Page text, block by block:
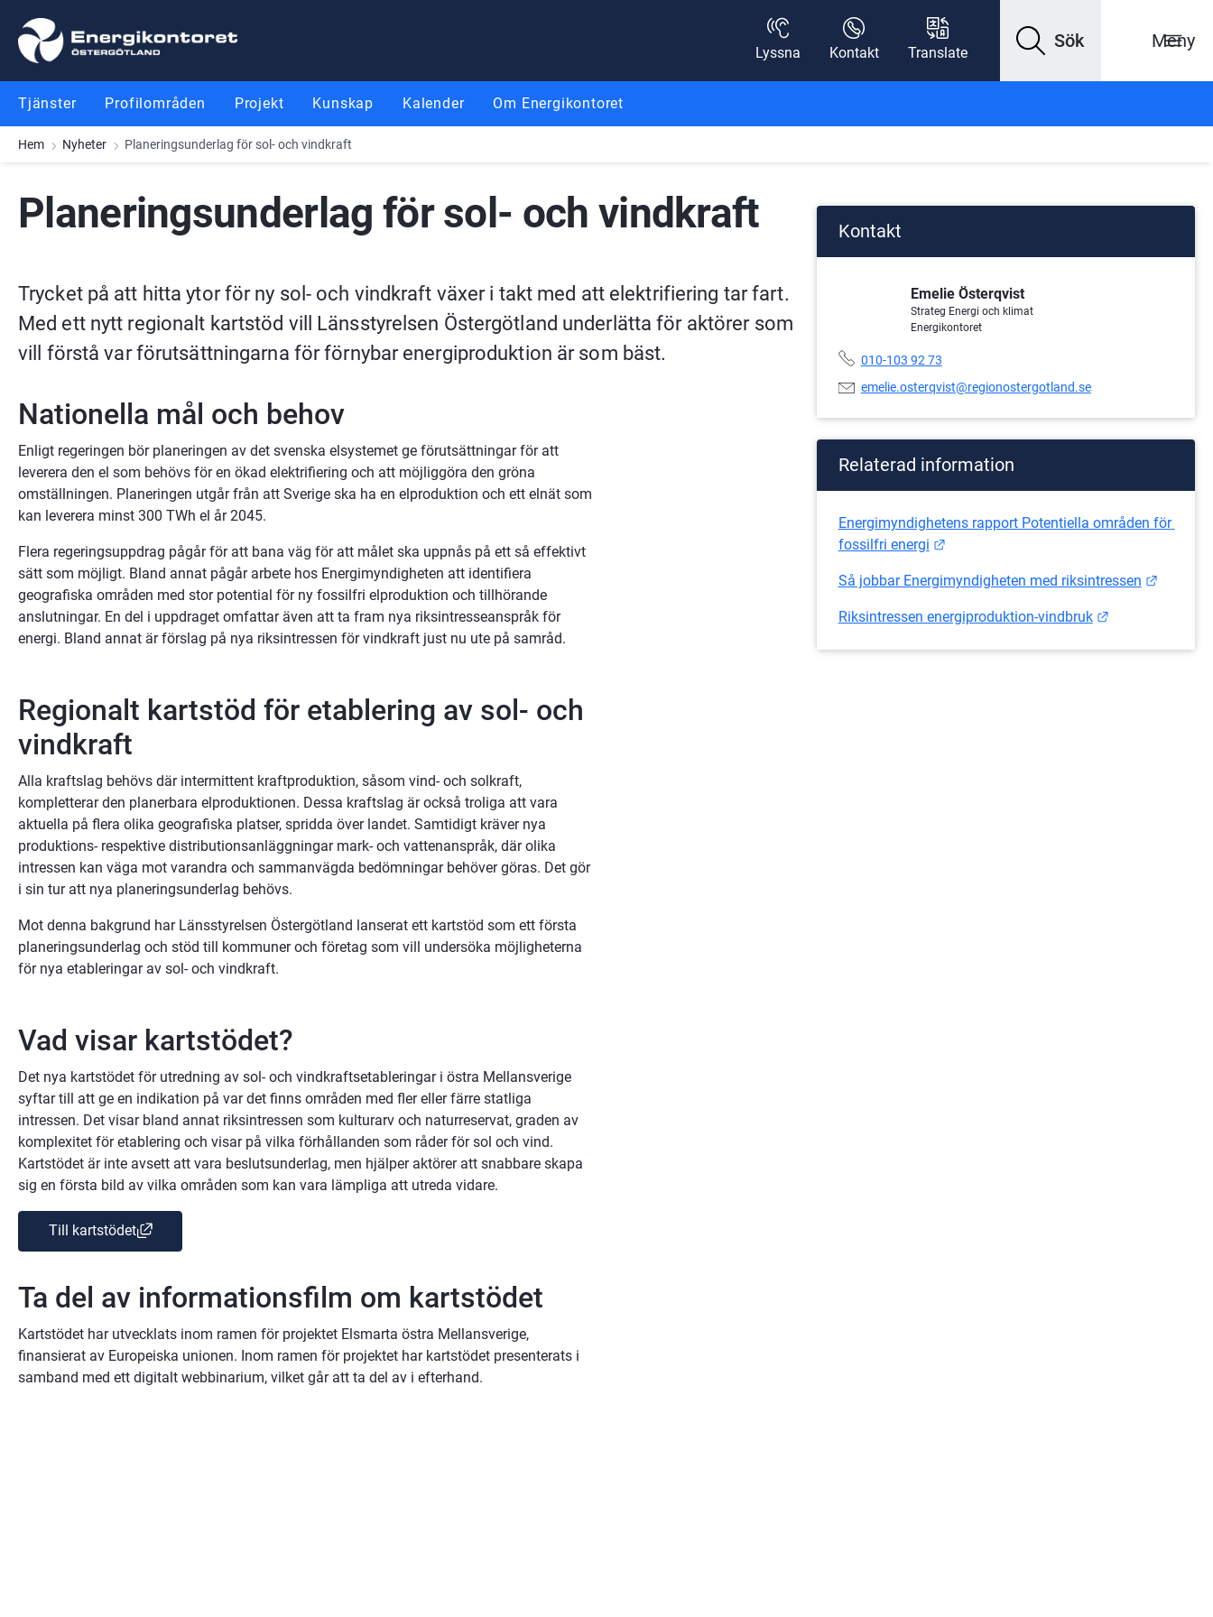
Gå till innehåll
Gå till meny
Gå till sidfot
Lyssna
Kontakt Translate
Sök Meny
Tjänster Profilområden Projekt Kunskap Kalender Om Energikontoret
Hem Nyheter Planeringsunderlag för sol- och vindkraft
Planeringsunderlag för sol- och vindkraft
Trycket på att hitta ytor för ny sol- och vindkraft växer i takt med att elektrifiering tar fart.
Med ett nytt regionalt kartstöd vill Länsstyrelsen Östergötland underlätta för aktörer som
vill förstå var förutsättningarna för förnybar energiproduktion är som bäst.
Nationella mål och behov
Enligt regeringen bör planeringen av det svenska elsystemet ge förutsättningar för att
leverera den el som behövs för en ökad elektrifiering och att möjliggöra den gröna
omställningen. Planeringen utgår från att Sverige ska ha en elproduktion och ett elnät som
kan leverera minst 300 TWh el år 2045.
Flera regeringsuppdrag pågår för att bana väg för att målet ska uppnås på ett så effektivt
sätt som möjligt. Bland annat pågår arbete hos Energimyndigheten att identifiera
geografiska områden med stor potential för ny fossilfri elproduktion och tillhörande
anslutningar. En del i uppdraget omfattar även att ta fram nya riksintresseanspråk för
energi. Bland annat är förslag på nya riksintressen för vindkraft just nu ute på samråd.
Regionalt kartstöd för etablering av sol- och
vindkraft
Alla kraftslag behövs där intermittent kraftproduktion, såsom vind- och solkraft,
kompletterar den planerbara elproduktionen. Dessa kraftslag är också troliga att vara
aktuella på flera olika geografiska platser, spridda över landet. Samtidigt kräver nya
produktions- respektive distributionsanläggningar mark- och vattenanspråk, där olika
intressen kan väga mot varandra och sammanvägda bedömningar behöver göras. Det gör
i sin tur att nya planeringsunderlag behövs.
Mot denna bakgrund har Länsstyrelsen Östergötland lanserat ett kartstöd som ett första
planeringsunderlag och stöd till kommuner och företag som vill undersöka möjligheterna
för nya etableringar av sol- och vindkraft.
Vad visar kartstödet?
Det nya kartstödet för utredning av sol- och vindkraftsetableringar i östra Mellansverige
syftar till att ge en indikation på var det finns områden med fler eller färre statliga
intressen. Det visar bland annat riksintressen som kulturarv och naturreservat, graden av
komplexitet för etablering och visar på vilka förhållanden som råder för sol och vind.
Kartstödet är inte avsett att vara beslutsunderlag, men hjälper aktörer att snabbare skapa
sig en första bild av vilka områden som kan vara lämpliga att utreda vidare.
Till kartstödet(länk till annan webbplats, öppnas i nytt fönster)
Ta del av informationsfilm om kartstödet
Kartstödet har utvecklats inom ramen för projektet Elsmarta östra Mellansverige,
finansierat av Europeiska unionen. Inom ramen för projektet har kartstödet presenterats i
samband med ett digitalt webbinarium, vilket går att ta del av i efterhand.
Kontakt
Emelie Österqvist
Strateg Energi och klimat
Energikontoret
Telefonnummer:
010-103 92 73
E-
emelie.osterqvist@regionostergotland.se
Relaterad information
Energimyndighetens rapport Potentiella områden för
fossilfri energi
Länk till annan webbplats.
Så jobbar Energimyndigheten med riksintressen Länk till
Riksintressen energiproduktion-vindbruk Länk till annan